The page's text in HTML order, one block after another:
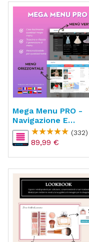
Mega Menu PRO -
Navigazione E
Generatore Di Menu
(332)
89,99 €